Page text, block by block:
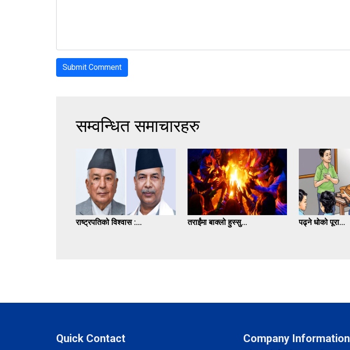
सम्वन्धित समाचारहरु
राष्ट्रपतिको विश्वास :... तराईंमा बाक्लो हुस्सु... पढ्ने धोको पूरा...
Quick Contact Company Information